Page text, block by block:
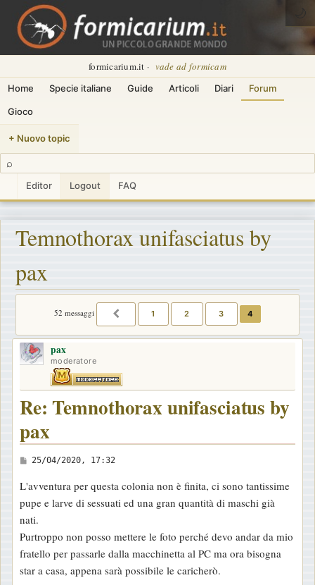
formicarium.it · vade ad formicam
Home Specie italiane Guide Articoli Diari Forum
Gioco
+ Nuovo topic
⌕
Editor Logout FAQ
🌙
Temnothorax unifasciatus by
pax
52 messaggi PRECEDENTE
1 2 3 4
pax
moderatore
Re: Temnothorax unifasciatus by
pax
M
s
s
a
g
g
i
25/04/2020, 17:32
L'avventura per questa colonia non è finita, ci sono tantissime
pupe e larve di sessuati ed una gran quantità di maschi già
nati.
Purtroppo non posso mettere le foto perché devo andar da mio
fratello per passarle dalla macchinetta al PC ma ora bisogna
star a casa, appena sarà possibile le caricherò.